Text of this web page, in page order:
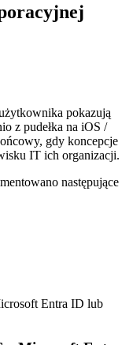
pokazują
z pudełka na iOS /
gdy koncepcje
IT ich organizacji.
następujące
Entra ID lub